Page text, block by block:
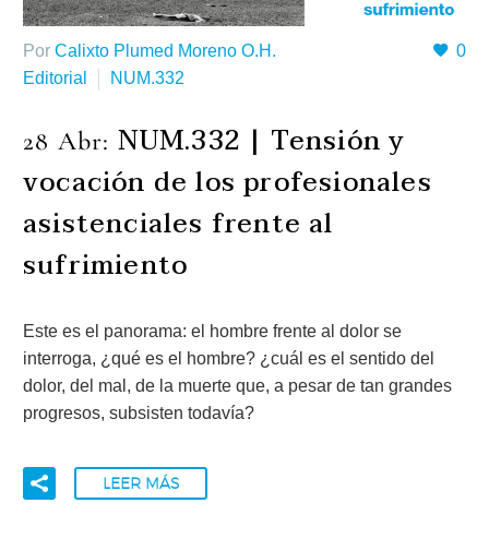
0
Por Calixto Plumed Moreno O.H.
Editorial
NUM.332
28 Abr: NUM.332 | Tensión y
vocación de los profesionales
asistenciales frente al
sufrimiento
Este es el panorama: el hombre frente al dolor se
interroga, ¿qué es el hombre? ¿cuál es el sentido del
dolor, del mal, de la muerte que, a pesar de tan grandes
progresos, subsisten todavía?
LEER MÁS